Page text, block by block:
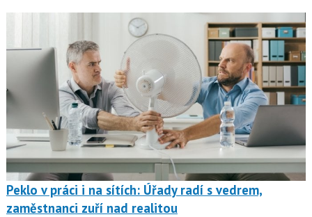
Peklo v práci i na sítích: Úřady radí s vedrem,
zaměstnanci zuří nad realitou